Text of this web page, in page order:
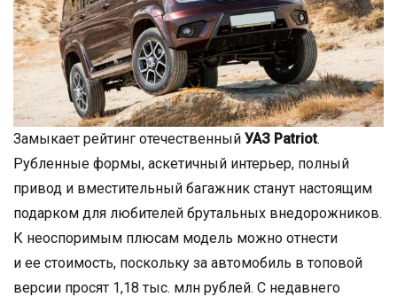
Замыкает рейтинг отечественный УАЗ Patriot.
Рубленные формы, аскетичный интерьер, полный
привод и вместительный багажник станут настоящим
подарком для любителей брутальных внедорожников.
К неоспоримым плюсам модель можно отнести
и ее стоимость, поскольку за автомобиль в топовой
версии просят 1,18 тыс. млн рублей. С недавнего